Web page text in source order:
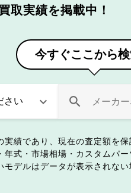
取実績を掲載中！
今すぐここから検
績であり、現在の査定額を保
式・市場相場・カスタムパ
デルはデータが表示されない